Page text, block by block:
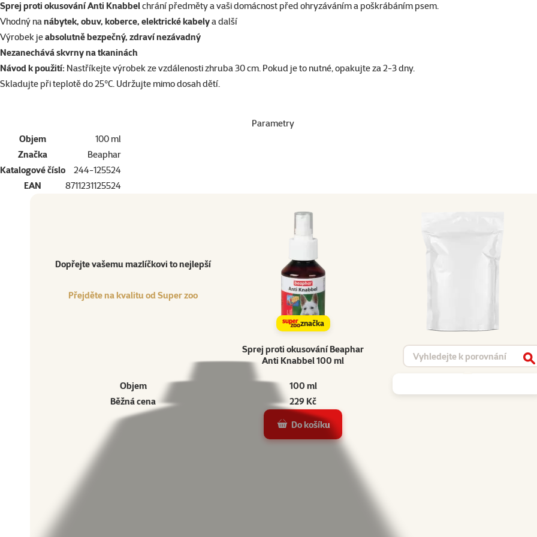
superzoo.product.detail.content
Sprej proti okusování Anti Knabbelchrání předměty a vaši domácnost před ohryzáváním a poškrábáním psem.
Vhodný nanábytek, obuv, koberce, elektrické kabelya další
Výrobek jeabsolutně bezpečný, zdraví nezávadný
Nezanechává skvrny na tkaninách
Návod k použití: Nastříkejte výrobek ze vzdálenosti zhruba 30 cm. Pokud je to nutné, opakujte za 2-3 dny.
Skladujte při teplotě do 25°C. Udržujte mimo dosah dětí.
Parametry
Objem
100 ml
Značka
Beaphar
Katalogové číslo
244-125524
EAN
8711231125524
Produkt
Dopřejte vašemu mazlíčkovi to nejlepší
Přejděte na kvalitu od Super zoo
značka
Sprej proti okusování Beaphar
Anti Knabbel 100 ml
Vyhledat produkt
Objem
100 ml
Běžná cena
229 Kč
Do košíku